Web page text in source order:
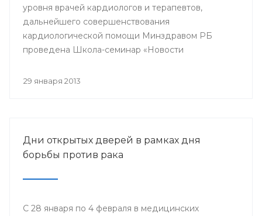
уровня врачей кардиологов и терапевтов,
дальнейшего совершенствования
кардиологической помощи Минздравом РБ
проведена Школа-семинар «Новости
29 января 2013
Дни открытых дверей в рамках дня
борьбы против рака
С 28 января по 4 февраля в медицинских